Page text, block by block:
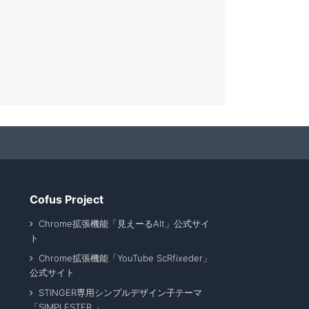
Cofus Project
Chrome拡張機能「見えーるAlt」公式サイ
ト
Chrome拡張機能「YouTube ScRfixeder」
公式サイト
STINGER専用シンプルデザイン子テーマ
「SIMPLESTER 」